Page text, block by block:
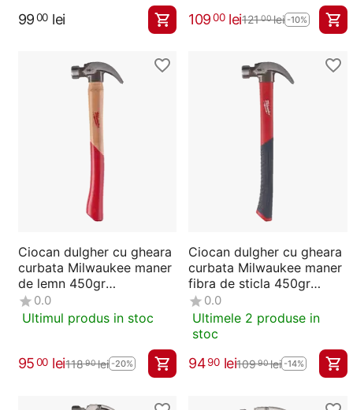
9900 lei 10900 lei12100lei -10%
Ciocan dulgher cu gheara
curbata Milwaukee maner
de lemn 450gr
4932478659
0.0
Ultimul produs in stoc
9500 lei11890lei -20%
Ciocan dulgher cu gheara
curbata Milwaukee maner
fibra de sticla 450gr
4932478657
0.0
Ultimele 2 produse in
stoc
9490 lei10990lei -14%